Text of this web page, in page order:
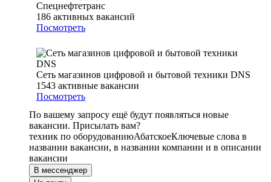
Спецнефтетранс
186 активных вакансий
Посмотреть
Сеть магазинов цифровой и бытовой техники DNS
1543 активные вакансии
Посмотреть
По вашему запросу ещё будут появляться новые
вакансии. Присылать вам?
техник по оборудованиюАбатскоеКлючевые слова в
названии вакансии, в названии компании и в описании
вакансии
В мессенджер